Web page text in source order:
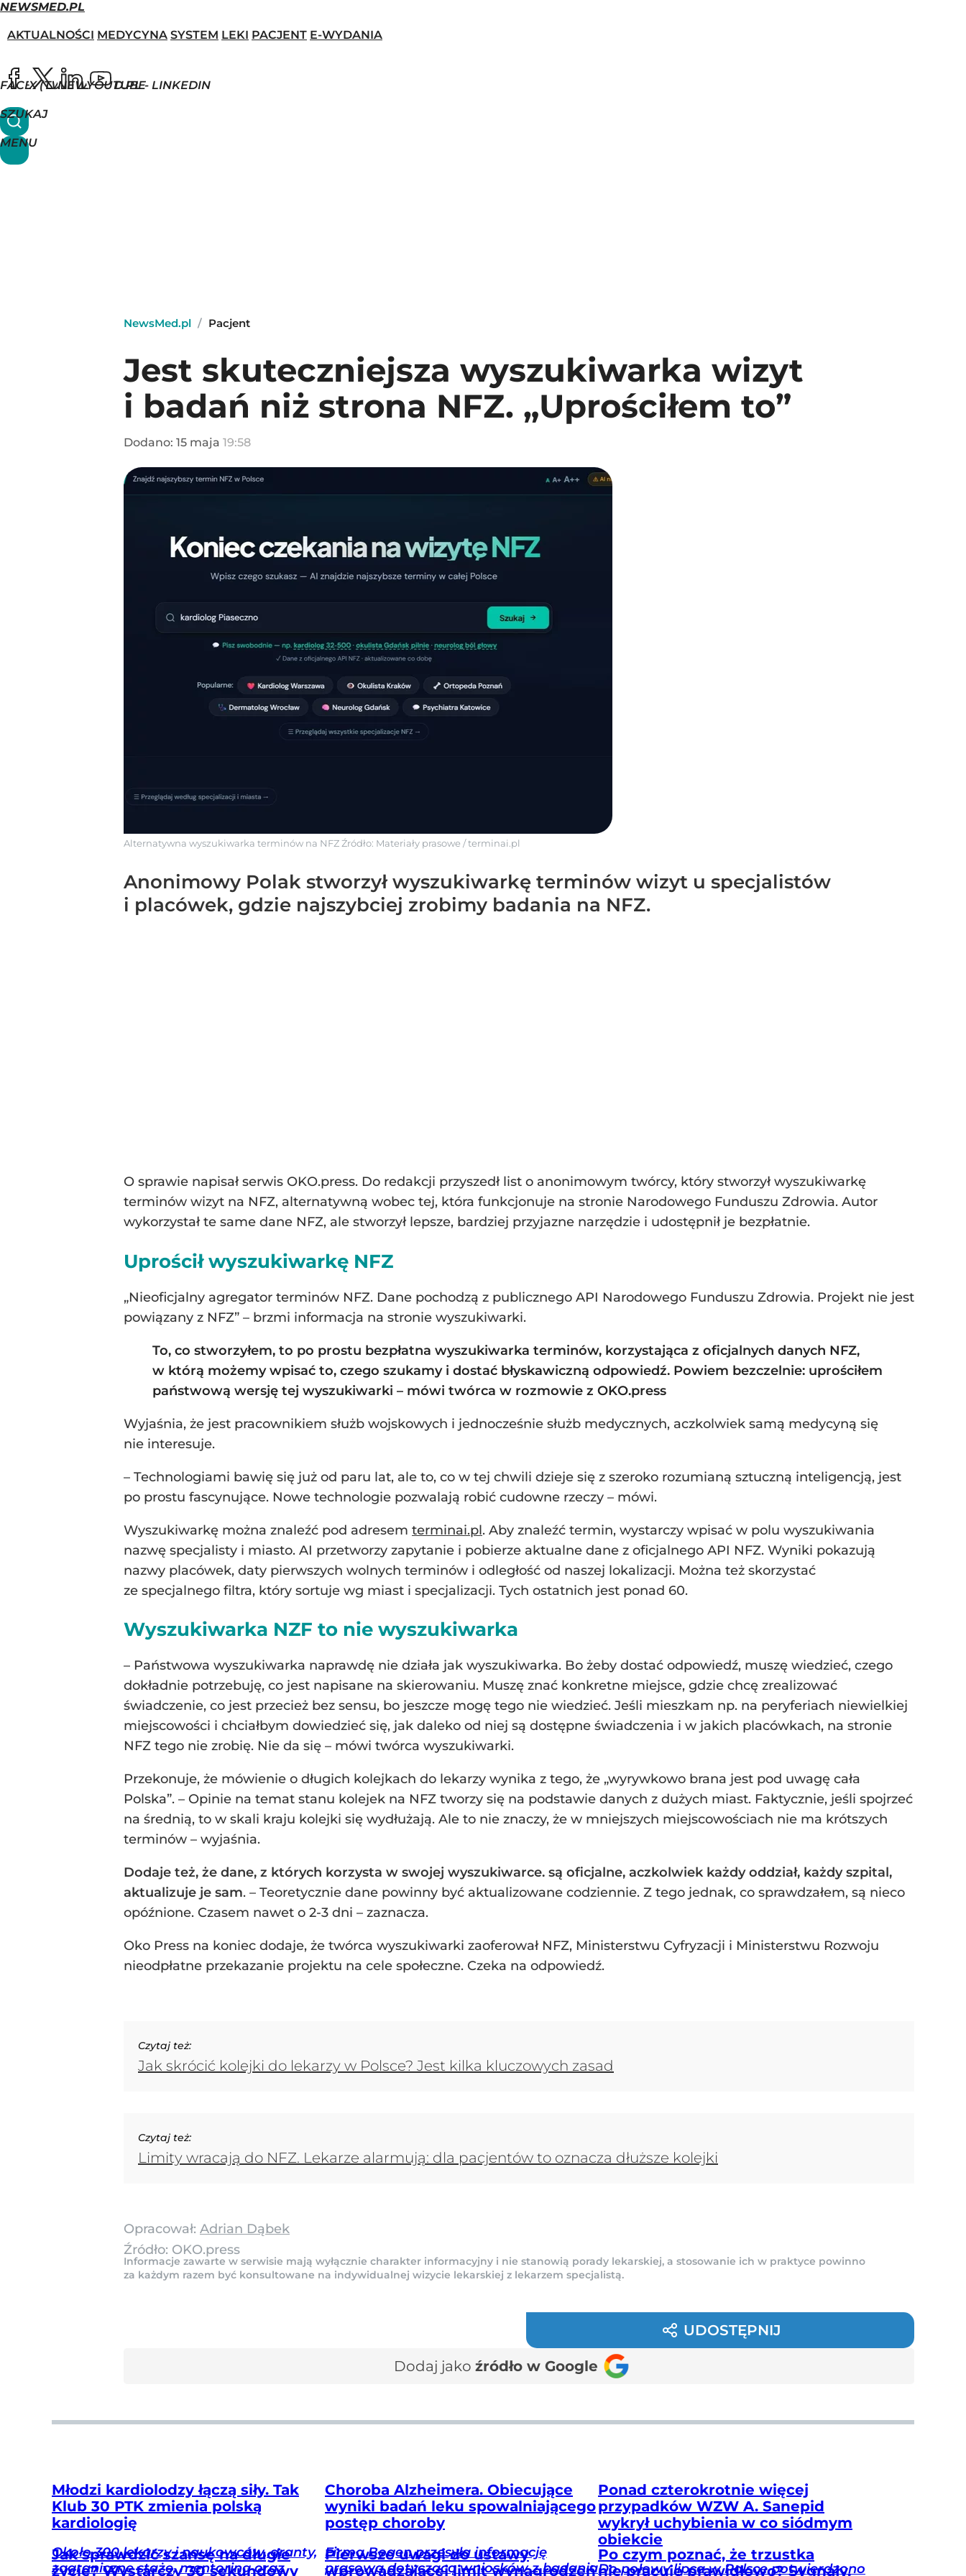
NEWSMED.PL
AKTUALNOŚCI MEDYCYNA SYSTEM LEKI PACJENT E-WYDANIA
FACEBOOK
X (TWITTER)
NEWSMED.PL - LINKEDIN
YOUTUBE
SZUKAJ
MENU
NewsMed.pl / Pacjent
Jest skuteczniejsza wyszukiwarka wizyt
i badań niż strona NFZ. „Uprościłem to”
Dodano: 15 maja 19:58
Alternatywna wyszukiwarka terminów na NFZŹródło: Materiały prasowe /terminai.pl
Anonimowy Polak stworzył wyszukiwarkę terminów wizyt u specjalistów
i placówek, gdzie najszybciej zrobimy badania na NFZ.
O sprawie napisał serwis OKO.press. Do redakcji przyszedł list o anonimowym twórcy, który stworzył wyszukiwarkę
terminów wizyt na NFZ, alternatywną wobec tej, która funkcjonuje na stronie Narodowego Funduszu Zdrowia. Autor
wykorzystał te same dane NFZ, ale stworzył lepsze, bardziej przyjazne narzędzie i udostępnił je bezpłatnie.
Uprościł wyszukiwarkę NFZ
„Nieoficjalny agregator terminów NFZ. Dane pochodzą z publicznego API Narodowego Funduszu Zdrowia. Projekt nie jest
powiązany z NFZ” – brzmi informacja na stronie wyszukiwarki.
To, co stworzyłem, to po prostu bezpłatna wyszukiwarka terminów, korzystająca z oficjalnych danych NFZ,
w którą możemy wpisać to, czego szukamy i dostać błyskawiczną odpowiedź. Powiem bezczelnie: uprościłem
państwową wersję tej wyszukiwarki – mówi twórca w rozmowie z OKO.press
Wyjaśnia, że jest pracownikiem służb wojskowych i jednocześnie służb medycznych, aczkolwiek samą medycyną się
nie interesuje.
– Technologiami bawię się już od paru lat, ale to, co w tej chwili dzieje się z szeroko rozumianą sztuczną inteligencją, jest
po prostu fascynujące. Nowe technologie pozwalają robić cudowne rzeczy – mówi.
Wyszukiwarkę można znaleźć pod adresem terminai.pl. Aby znaleźć termin, wystarczy wpisać w polu wyszukiwania
nazwę specjalisty i miasto. AI przetworzy zapytanie i pobierze aktualne dane z oficjalnego API NFZ. Wyniki pokazują
nazwy placówek, daty pierwszych wolnych terminów i odległość od naszej lokalizacji. Można też skorzystać
ze specjalnego filtra, który sortuje wg miast i specjalizacji. Tych ostatnich jest ponad 60.
Wyszukiwarka NZF to nie wyszukiwarka
– Państwowa wyszukiwarka naprawdę nie działa jak wyszukiwarka. Bo żeby dostać odpowiedź, muszę wiedzieć, czego
dokładnie potrzebuję, co jest napisane na skierowaniu. Muszę znać konkretne miejsce, gdzie chcę zrealizować
świadczenie, co jest przecież bez sensu, bo jeszcze mogę tego nie wiedzieć. Jeśli mieszkam np. na peryferiach niewielkiej
miejscowości i chciałbym dowiedzieć się, jak daleko od niej są dostępne świadczenia i w jakich placówkach, na stronie
NFZ tego nie zrobię. Nie da się – mówi twórca wyszukiwarki.
Przekonuje, że mówienie o długich kolejkach do lekarzy wynika z tego, że „wyrywkowo brana jest pod uwagę cała
Polska”. – Opinie na temat stanu kolejek na NFZ tworzy się na podstawie danych z dużych miast. Faktycznie, jeśli spojrzeć
na średnią, to w skali kraju kolejki się wydłużają. Ale to nie znaczy, że w mniejszych miejscowościach nie ma krótszych
terminów – wyjaśnia.
Dodaje też, że dane, z których korzysta w swojej wyszukiwarce. są oficjalne, aczkolwiek każdy oddział, każdy szpital,
aktualizuje je sam. – Teoretycznie dane powinny być aktualizowane codziennie. Z tego jednak, co sprawdzałem, są nieco
opóźnione. Czasem nawet o 2-3 dni – zaznacza.
Oko Press na koniec dodaje, że twórca wyszukiwarki zaoferował NFZ, Ministerstwu Cyfryzacji i Ministerstwu Rozwoju
nieodpłatne przekazanie projektu na cele społeczne. Czeka na odpowiedź.
Czytaj też:
Jak skrócić kolejki do lekarzy w Polsce? Jest kilka kluczowych zasad
Czytaj też:
Limity wracają do NFZ. Lekarze alarmują: dla pacjentów to oznacza dłuższe kolejki
Opracował: Adrian Dąbek
Źródło: OKO.press
Informacje zawarte w serwisie mają wyłącznie charakter informacyjny i nie stanowią porady lekarskiej, a stosowanie ich w praktyce powinno
za każdym razem być konsultowane na indywidualnej wizycie lekarskiej z lekarzem specjalistą.
UDOSTĘPNIJ
Dodaj jako źródło w Google
Młodzi kardiolodzy łączą siły. Tak
Klub 30 PTK zmienia polską
kardiologię
Około 300 lekarzy i naukowców, granty,
zagraniczne staże, mentoring oraz
Choroba Alzheimera. Obiecujące
wyniki badań leku spowalniającego
postęp choroby
Firma Bogen przesyła informację
prasową dotyczącą wniosków z badania
Ponad czterokrotnie więcej
przypadków WZW A. Sanepid
wykrył uchybienia w co siódmym
obiekcie
Do połowy lipca w Polsce potwierdzono
Jak sprawdzić szansę na długie
życie? Wystarczy 30 sekundowy
Pierwsze uwagi do ustawy
wprowadzającej limit wynagrodzeń
Po czym poznać, że trzustka
nie pracuje prawidłowo? Sygnały,